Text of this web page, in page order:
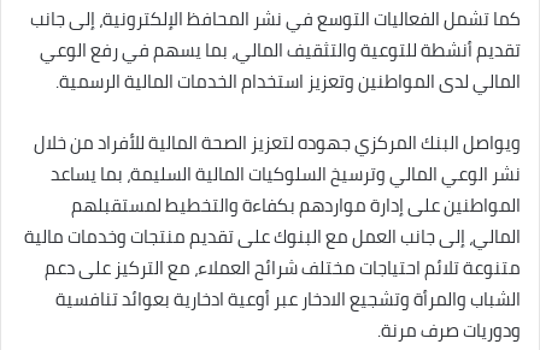
كما تشمل الفعاليات التوسع في نشر المحافظ الإلكترونية، إلى جانب
تقديم أنشطة للتوعية والتثقيف المالي، بما يسهم في رفع الوعي
المالي لدى المواطنين وتعزيز استخدام الخدمات المالية الرسمية.
ويواصل البنك المركزي جهوده لتعزيز الصحة المالية للأفراد من خلال
نشر الوعي المالي وترسيخ السلوكيات المالية السليمة، بما يساعد
المواطنين على إدارة مواردهم بكفاءة والتخطيط لمستقبلهم
المالي، إلى جانب العمل مع البنوك على تقديم منتجات وخدمات مالية
متنوعة تلائم احتياجات مختلف شرائح العملاء، مع التركيز على دعم
الشباب والمرأة وتشجيع الادخار عبر أوعية ادخارية بعوائد تنافسية
ودوريات صرف مرنة.